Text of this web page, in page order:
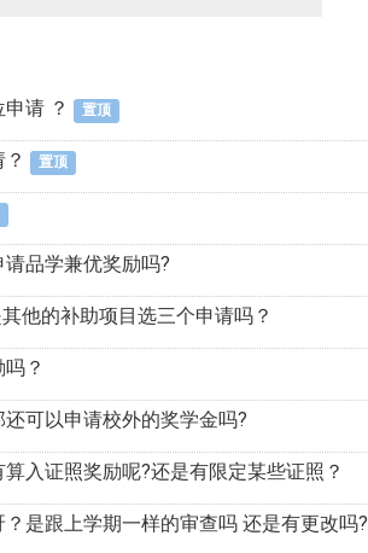
请 ？ 置顶
置顶
品学兼优奖励吗?
他的补助项目选三个申请吗？
？
可以申请校外的奖学金吗?
入证照奖励呢?还是有限定某些证照？
是跟上学期一样的审查吗 还是有更改吗?